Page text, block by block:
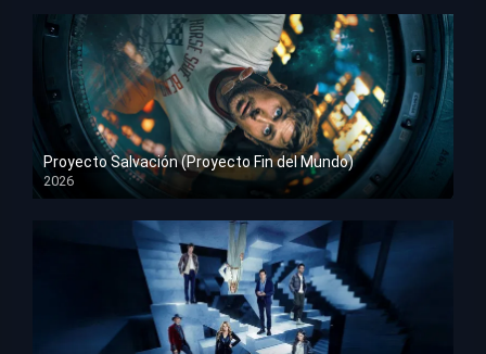
Proyecto Salvación (Proyecto Fin del Mundo)
2026
HD 1080p